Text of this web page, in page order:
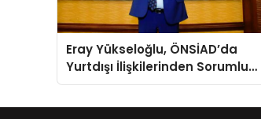
Eray Yükseloğlu, ÖNSİAD’da
Yurtdışı İlişkilerinden Sorumlu
Genel Başkan Yardımcısı Oldu